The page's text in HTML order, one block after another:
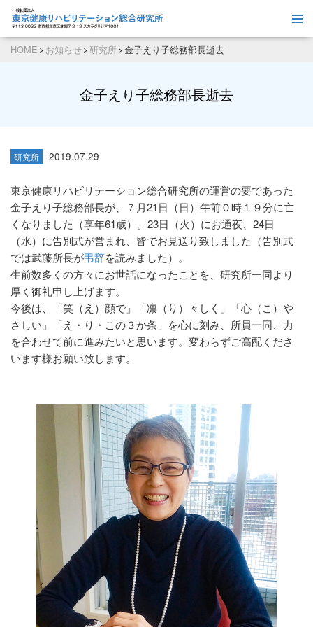
HOME お知らせ 研究所 金子えり子総務部長逝去
金子えり子総務部長逝去
研究所 2019.07.29
東京健康リハビリテーション総合研究所の運営の要であった
金子えり子総務部長が、７月21日（日）午前０時１９分に亡
くなりました（享年61歳）。23日（火）にお通夜、24日
（水）に告別式が営まれ、皆でお見送り致しました（告別式
では武藤所長が弔辞を読みました）。
生前数多くの方々にお世話になったことを、研究所一同より
厚く御礼申し上げます。
今後は、「笑（え）顔で」「凛（り）々しく」「心（こ）や
さしい」「え・り・この３か条」を心に刻み、所員一同、力
を合わせて前に進みたいと思います。変わらずご高配くださ
います様お願い致します。